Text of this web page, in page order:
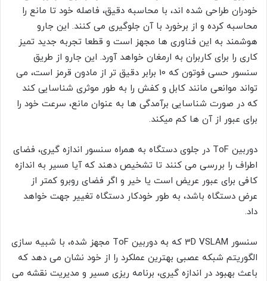
خودران طراحی شده اند، با محاسبه دقیق، فاصله خود تا مانع را
محاسبه کرده و از برخورد با آن جلوگیری می کنند. این جارو
هوشمند به این فناوری ها مجهز است و قطعا تجربه جدید تمیز
کاری را برای کاربران به ارمغان خواهد آورد. این جارو از طریق
سنسور حسی فوتون که 10 برابر دقیق تر از مادون قرمز است، می
تواند موانعی مانند کابل و کفش را به طور موثری شناسایی کند
که در صورت شناسایی برآمدگی ها به عنوان مانع، سرعت خود را
برای عبور از آن ها کم میکند.
دوربین ToF در جلوی دستگاه به همراه سنسور اندازه گیری، فضای
اطراف را بررسی می کنند تا تشخیص دهند که آیا مسیر به اندازه
کافی برای عبور عریض است یا خیر و اگر فضای روبرو کمتر از
عرض دستگاه باشد، به طور خودکار دستگاه تغییر جهت خواهد
داد.
سنسور 3D VSLAM که به دوربین ToF مجهز شده، با شبیه سازی
الگوریتم شبکه عصبی بهترین عملکرد را از خود نشان می دهد که
باعث بهبود در اندازه گیری، برنامه ریزی مسیر و مدیریت نقشه می